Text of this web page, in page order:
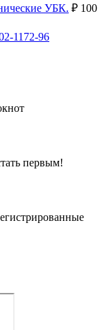
УБК. ₽ 100
1172-96
первым!